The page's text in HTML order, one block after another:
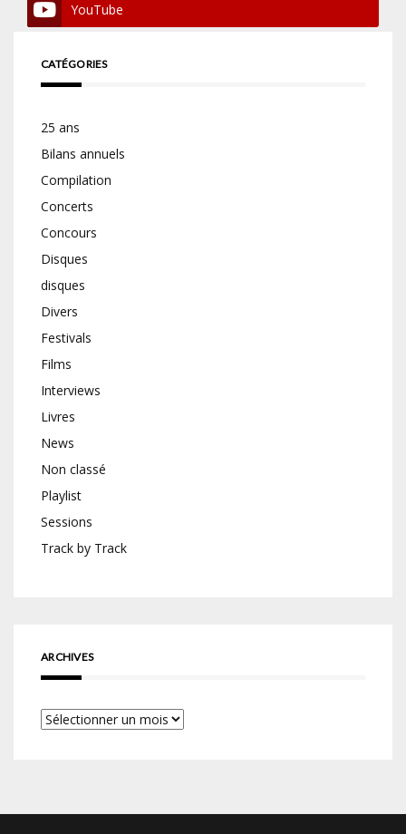
YouTube
CATÉGORIES
25 ans
Bilans annuels
Compilation
Concerts
Concours
Disques
disques
Divers
Festivals
Films
Interviews
Livres
News
Non classé
Playlist
Sessions
Track by Track
ARCHIVES
Archives